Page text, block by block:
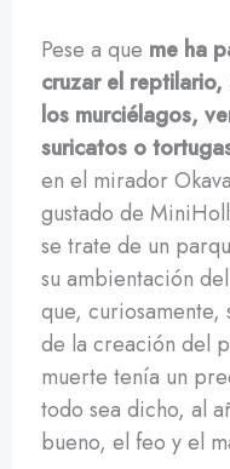
Pese a que me ha
cruzar el
los murciélagos,
suricatos o
en el mirador
gustado de
se trate de un
su ambientación
que,
de la creación del
muerte tenía un
todo sea dicho, al
bueno, el feo y el